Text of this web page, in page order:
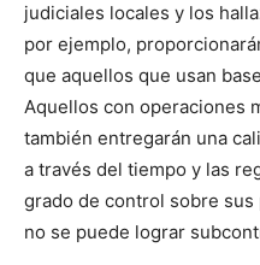
judiciales locales y los
por ejemplo,
que aquellos que usan
Aquellos con operaciones
también entregarán una
a través del tiempo y las
grado de control sobre
no se puede lograr